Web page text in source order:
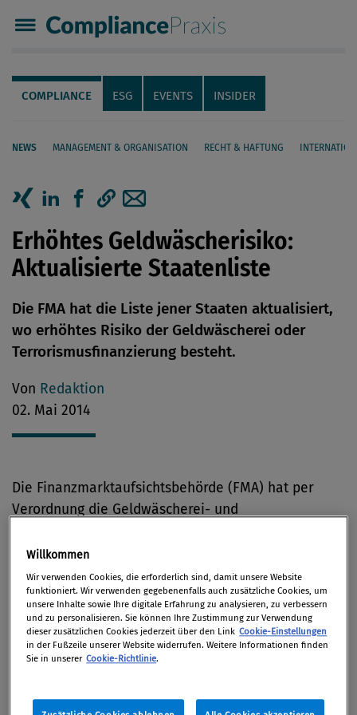
Compliance Praxis
Servicenavigation
Navigation
COMPLIANCE ESG EVENTS INSIDER
NEWS MANAGEMENT & ORGANISATION RECHT & HAFTUNG
Seiteninhalt
Artikel auf Xing teilen
Artikel auf linkedIn teilen
Artikel auf Facebook teilen
Artikellink kopieren
Artikel per Mail teilen
Erhöhtes Geldwäscherisiko:
Aktualisierte Staatenliste
Die FMA hat die Liste jener Staaten aktualisiert,
wo erhöhtes Risiko der Geldwäscherei oder
Terrorismusfinanzierung besteht.
Von Redaktion
02. Mai 2014
Die Finanzmarktaufsichtsbehörde (FMA) hat per
Verordnung die Geldwäscherei- und
den Bereich von Bankwesengesetz (BWG) und
Versicherungsaufsichtsgesetz (VAG) geändert (BGBl
II 2014/94, ausgegeben am 29. 4. 2014).
Dabei wurde die aktuelle Stellungnahme der
Financial Action Task-Force (FATF) vom 14. 2. 2014 zu
Prävention von Geldwäscherei und
Willkommen
Wir verwenden Cookies, die erforderlich sind, damit unsere Website
funktioniert. Wir verwenden gegebenenfalls auch zusätzliche Cookies, um
unsere Inhalte sowie Ihre digitale Erfahrung zu analysieren, zu verbessern
und zu personalisieren. Sie können Ihre Zustimmung zur Verwendung
dieser zusätzlichen Cookies jederzeit über den Link Cookie-Einstellungen
in der Fußzeile unserer Website widerrufen. Weitere Informationen finden
Sie in unserer Cookie-Richtlinie.